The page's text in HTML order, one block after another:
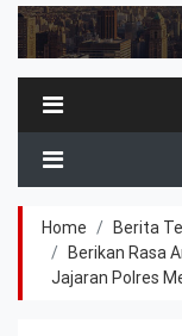
Home
Berita
Berikan Rasa
Jajaran Polres